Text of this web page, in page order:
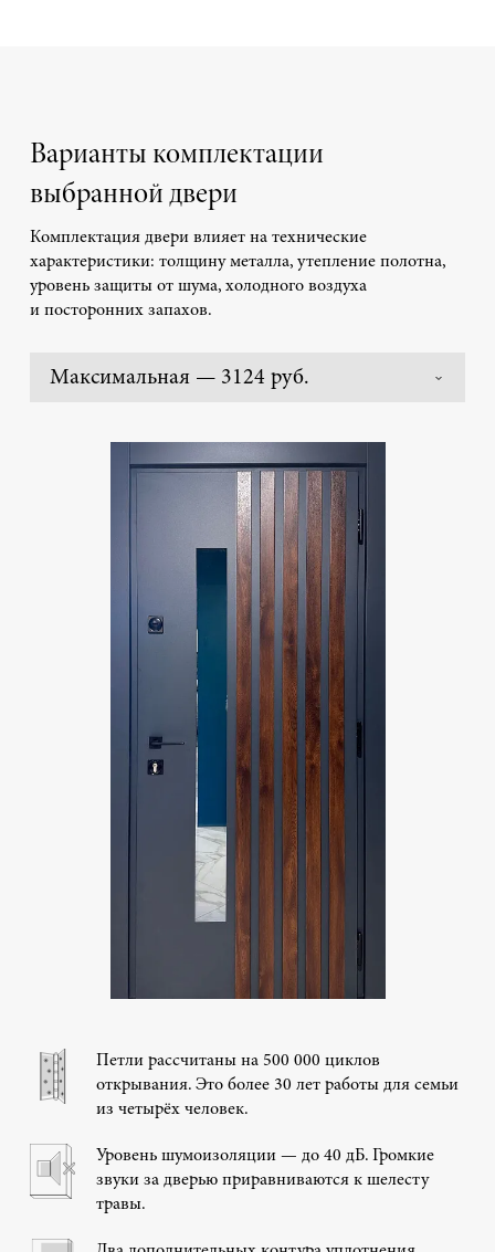
Варианты комплектации
выбранной двери
Комплектация двери влияет на технические
характеристики: толщину металла, утепление полотна,
уровень защиты от шума, холодного воздуха
и посторонних запахов.
Максимальная — 3124 руб.
Петли рассчитаны на 500 000 циклов
открывания. Это более 30 лет работы для семьи
из четырёх человек.
Уровень шумоизоляции — до 40 дБ. Громкие
звуки за дверью приравниваются к шелесту
травы.